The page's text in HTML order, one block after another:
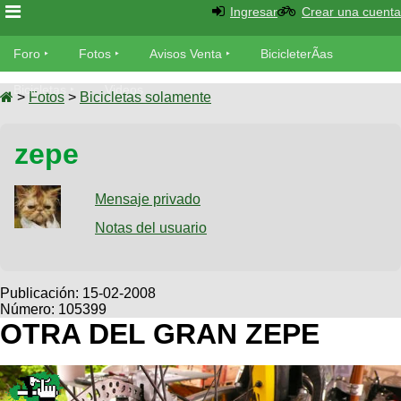
Foro
Foro
MecÃ¡nica
Fotos
SUBÃ
Galeria
Bicicletas
Viajes
Descenso
Dirt
Avisos
Ventas
SUBÃ
Buscar
Ultimos
Fotos
BicicleterÃ­
Bicicletas
Tandem
Videos
Cicloturismo
Ingresar Crear una cuenta
Foro Fotos Avisos Venta BicicleterÃ­as
Bicicletas Videos
> Fotos > Bicicletas solamente
zepe
Mensaje privado
Notas del usuario
Publicación: 15-02-2008
Número: 105399
OTRA DEL GRAN ZEPE